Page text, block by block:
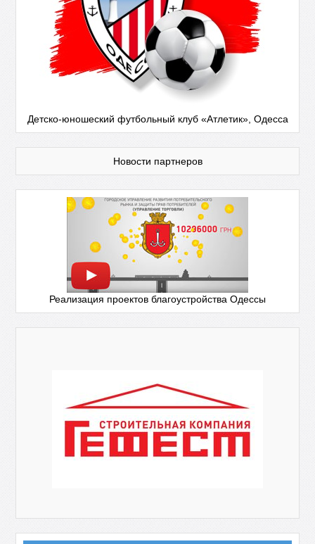
Детско-юношеский футбольный клуб «Атлетик», Одесса
Новости партнеров
Реализация проектов благоустройства Одессы